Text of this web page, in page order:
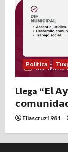
Politica
Llega “𝗘𝗹
Eliascruz1981